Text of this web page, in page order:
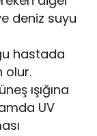
deniz suyu
hastada
olur.
ışığına
UV